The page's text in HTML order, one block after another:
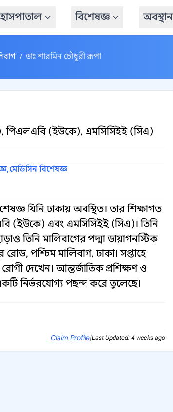
হাসপাতাল বিশেষজ্ঞ অবস্থান
/ ডাঃ শারমিন চৌধুরী রূপা
পিএলএবি (ইউকে), এমসিসিইই (সিএ)
মেডিসিন বিশেষজ্ঞ
যিনি ঢাকায় অবস্থিত। তার শিক্ষাগত
(ইউকে) এবং এমসিসিইই (সিএ)। তিনি
তিনি মালিবাগের পদ্মা ডায়াগনস্টিক
রোড, পশ্চিম মালিবাগ, ঢাকা। সপ্তাহে
দেখেন। আন্তর্জাতিক প্রশিক্ষণ ও
নির্ভরযোগ্য পছন্দ করে তুলেছে।
Claim Profile|Last Updated: 4 weeks ago